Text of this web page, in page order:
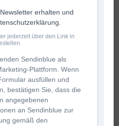
erhalten und
jederzeit über den Link in
Sendinblue als
Plattform. Wenn
ausfüllen und
bestätigen Sie, dass die
angegebenen
an Sendinblue zur
gemäß den